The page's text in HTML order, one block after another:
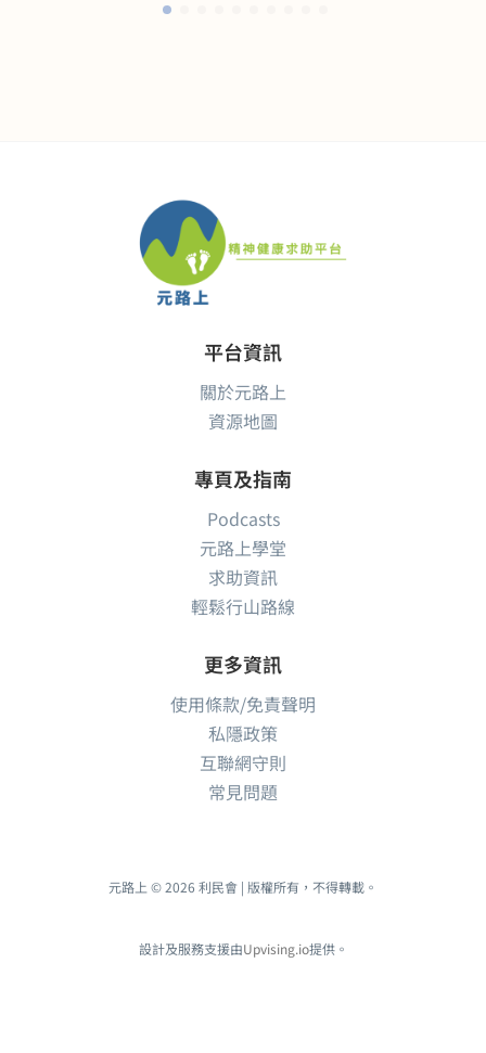
平台資訊
關於元路上
資源地圖
專頁及指南
Podcasts
元路上學堂
求助資訊
輕鬆行山路線
更多資訊
使用條款/免責聲明
私隱政策
互聯網守則
常見問題
元路上 © 2026 利民會 | 版權所有，不得轉載。
設計及服務支援由Upvising.io提供。